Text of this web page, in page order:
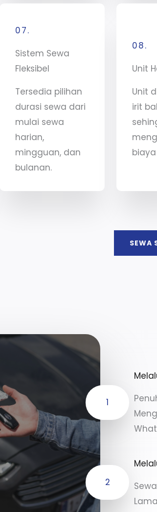
07.
Sistem Sewa
Fleksibel
Tersedia pilihan
durasi sewa dari
mulai sewa
harian,
mingguan, dan
bulanan.
08.
Unit
Unit
irit
SEWA
1
2